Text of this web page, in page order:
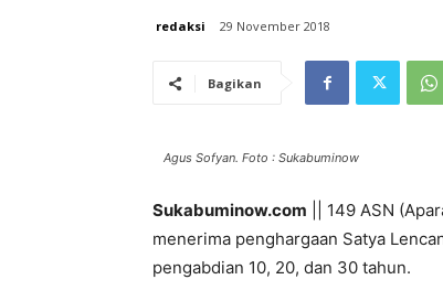
redaksi 29 November 2018
Bagikan
Agus Sofyan. Foto : Sukabuminow
Sukabuminow.com || 149 ASN
menerima penghargaan Satya
pengabdian 10, 20, dan 30 tahun.